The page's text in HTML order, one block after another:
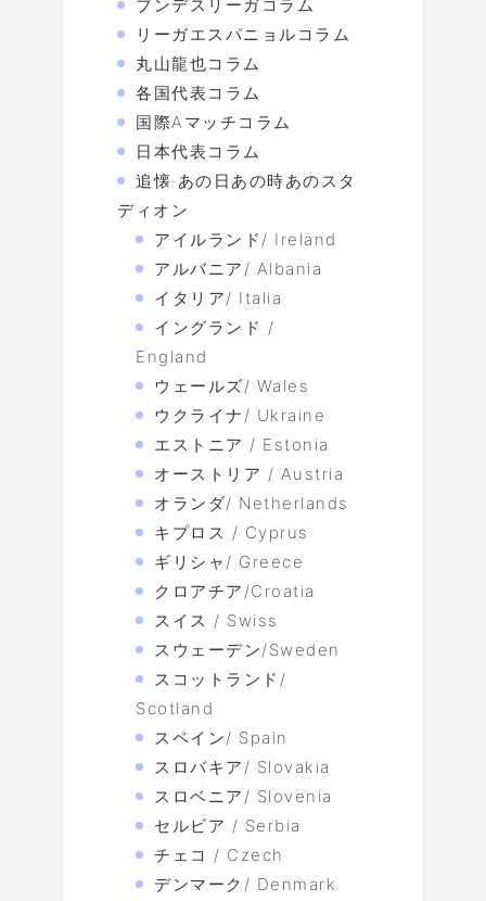
ブンデスリーガコラム
リーガエスパニョルコラム
丸山龍也コラム
各国代表コラム
国際Aマッチコラム
日本代表コラム
追懐·あの日あの時あのスタ
ディオン
アイルランド/ Ireland
アルバニア/ Albania
イタリア/ Italia
イングランド /
England
ウェールズ/ Wales
ウクライナ/ Ukraine
エストニア / Estonia
オーストリア / Austria
オランダ/ Netherlands
キプロス / Cyprus
ギリシャ/ Greece
クロアチア/Croatia
スイス / Swiss
スウェーデン/Sweden
スコットランド/
Scotland
スペイン/ Spain
スロバキア/ Slovakia
スロベニア/ Slovenia
セルビア / Serbia
チェコ / Czech
デンマーク/ Denmark